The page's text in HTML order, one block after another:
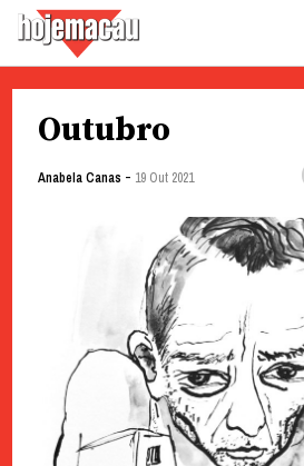
Outubro
Anabela Canas - 19 Out 2021